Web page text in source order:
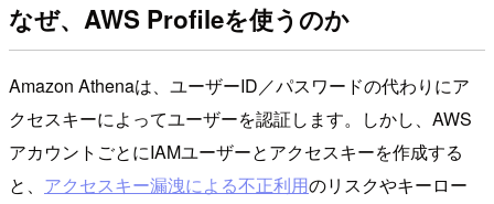
なぜ、AWS Profileを使うのか
Amazon Athenaは、ユーザーID／パスワードの代わりにア
クセスキーによってユーザーを認証します。しかし、AWS
アカウントごとにIAMユーザーとアクセスキーを作成する
と、 アクセスキー漏洩による不正利用のリスクやキーロー